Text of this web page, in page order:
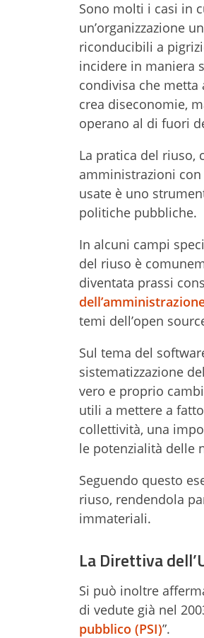
Sono molti i casi in
un’organizzazione
riconducibili a
incidere in maniera
condivisa che
crea diseconomie,
operano al di fuori
La pratica del riuso,
amministrazioni
usate è uno
politiche pubbliche.
In alcuni campi
del riuso è
diventata prassi
temi dell’open
Sul tema del
sistematizzazione
vero e proprio
utili a mettere a
collettività, una
le potenzialità delle
Seguendo questo
riuso, rendendola
immateriali.
La Direttiva
Si può inoltre
di vedute già nel
pubblico (PSI)”.